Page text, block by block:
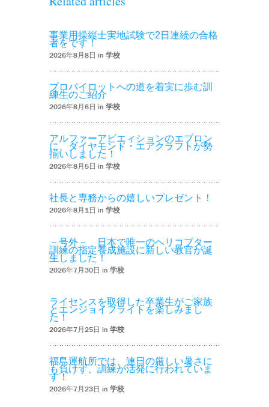
事業用操縦士実地試験で2日連続の合格
者をです！
2026年8月8日 in 学校
プロパイロットへの道を着実に歩む訓
練生のご紹介
2026年8月6日 in 学校
アルファーアビエィションのエプロン
に、ダイヤモンド・エアクラフトが勢
揃いしました！
2026年8月5日 in 学校
社長と専務からの嬉しいプレゼント！
2026年8月1日 in 学校
－号外－ 日本で唯一のヘリコプター
訓練の指定養成施設に新しい教官が誕
生しました！
2026年7月30日 in 学校
ライセンスを取得した卒業生がご家族
とエンジョイフライトを楽しみまし
た！
2026年7月25日 in 学校
福島運航所では、連日の厳しい暑さに
も負けず、訓練が活発に行われていま
す！
2026年7月23日 in 学校